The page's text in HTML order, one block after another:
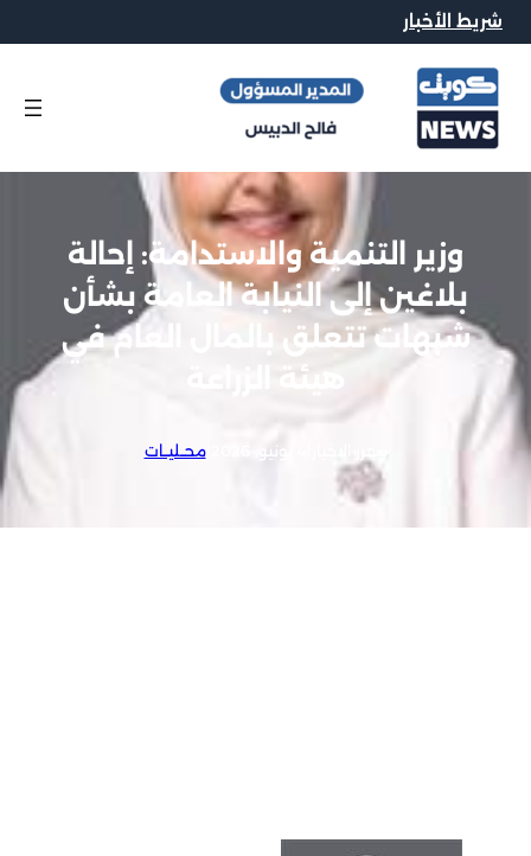
شريط الأخبار
وزير التنمية والاستدامة: إحالة
بلاغين إلى النيابة العامة بشأن
شبهات تتعلق بالمال العام في
هيئة الزراعة
|محــليــات